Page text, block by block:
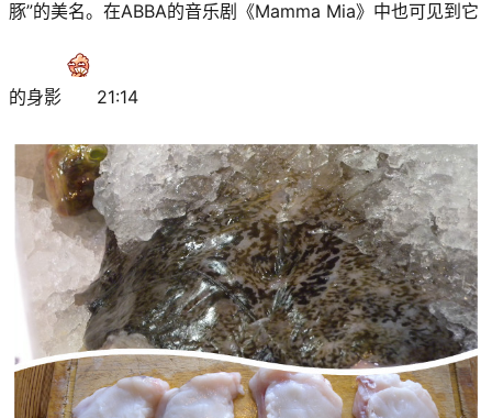
豚”的美名。在ABBA的音乐剧《Mamma Mia》中也可见到它
的身影 21:14